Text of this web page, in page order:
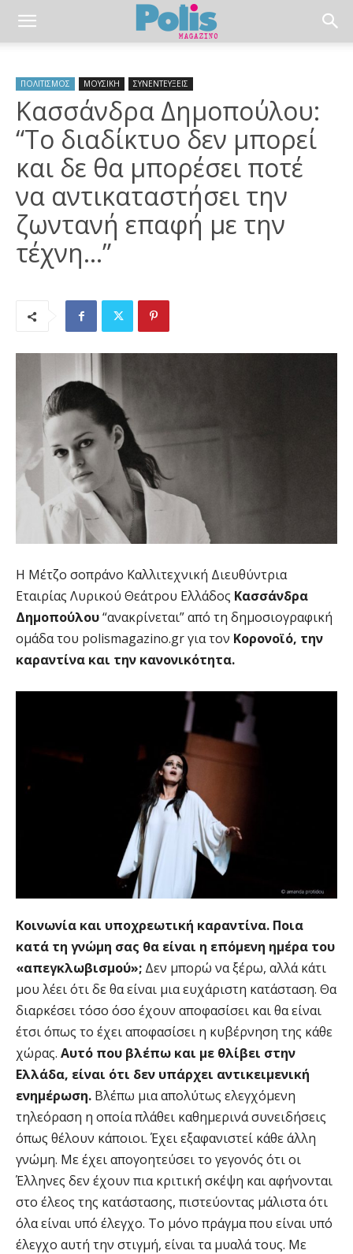
ΠΟΛΙΤΙΣΜΟΣ ΜΟΥΣΙΚΗ ΣΥΝΕΝΤΕΥΞΕΙΣ
Kασσάνδρα Δημοπούλου:
“Το διαδίκτυο δεν μπορεί
και δε θα μπορέσει ποτέ
να αντικαταστήσει την
ζωντανή επαφή με την
τέχνη…”
Η Μέτζο σοπράνο Καλλιτεχνική Διευθύντρια
Εταιρίας Λυρικού Θεάτρου Ελλάδος Kασσάνδρα
Δημοπούλου“ανακρίνεται” από τη δημοσιογραφική
ομάδα του polismagazino.gr για τον Κορονοϊό, την
καραντίνα και την κανονικότητα.
Κοινωνία και υποχρεωτική καραντίνα. Ποια
κατά τη γνώμη σας θα είναι η επόμενη ημέρα του
«απεγκλωβισμού»; Δεν μπορώ να ξέρω, αλλά κάτι
μου λέει ότι δε θα είναι μια ευχάριστη κατάσταση. Θα
διαρκέσει τόσο όσο έχουν αποφασίσει και θα είναι
έτσι όπως το έχει αποφασίσει η κυβέρνηση της κάθε
χώρας. Αυτό που βλέπω και με θλίβει στην
Ελλάδα, είναι ότι δεν υπάρχει αντικειμενική
ενημέρωση. Βλέπω μια απολύτως ελεγχόμενη
τηλεόραση η οποία πλάθει καθημερινά συνειδήσεις
όπως θέλουν κάποιοι. Έχει εξαφανιστεί κάθε άλλη
γνώμη. Με έχει απογοητεύσει το γεγονός ότι οι
Έλληνες δεν έχουν πια κριτική σκέψη και αφήνονται
στο έλεος της κατάστασης, πιστεύοντας μάλιστα ότι
όλα είναι υπό έλεγχο. Το μόνο πράγμα που είναι υπό
έλεγχο αυτή την στιγμή, είναι τα μυαλά τους. Με